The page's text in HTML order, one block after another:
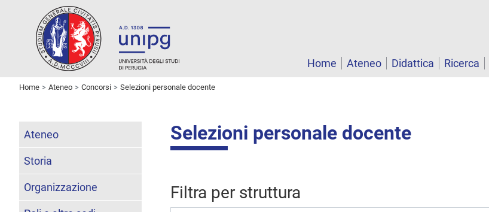
Home
Ateneo Didattica Ricerca
Home Ateneo Concorsi Selezioni personale docente
Selezioni personale docente
Filtra per struttura
Ateneo
Storia
Organizzazione